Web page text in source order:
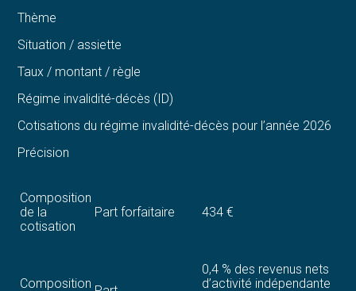
Thème
Situation / assiette
Taux / montant / règle
Régime invalidité-décès (ID)
Cotisations du régime invalidité-décès pour l’année 2026
Précision
Composition
de la
cotisation
Part forfaitaire 434 €
Composition
0,4 % des revenus nets
d’activité indépendante